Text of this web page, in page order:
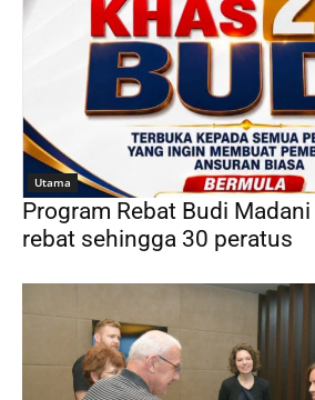
Utama
Program Rebat Budi
rebat sehingga 30 peratus